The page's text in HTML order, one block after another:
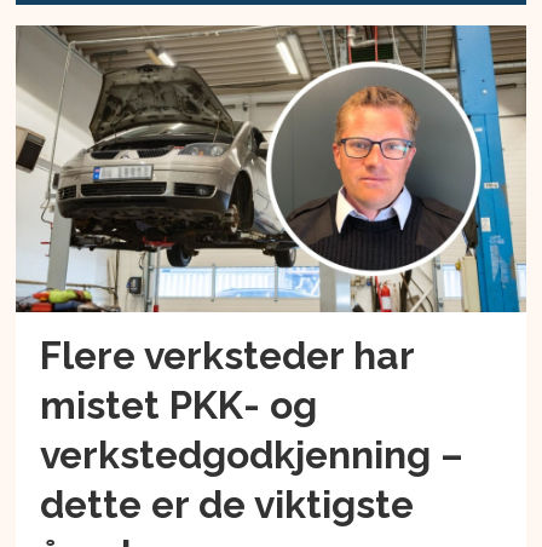
Flere verksteder har
mistet PKK- og
verkstedgodkjenning –
dette er de viktigste